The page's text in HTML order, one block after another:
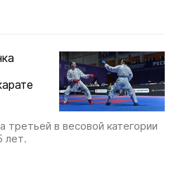
третьей в весовой категории
лет.